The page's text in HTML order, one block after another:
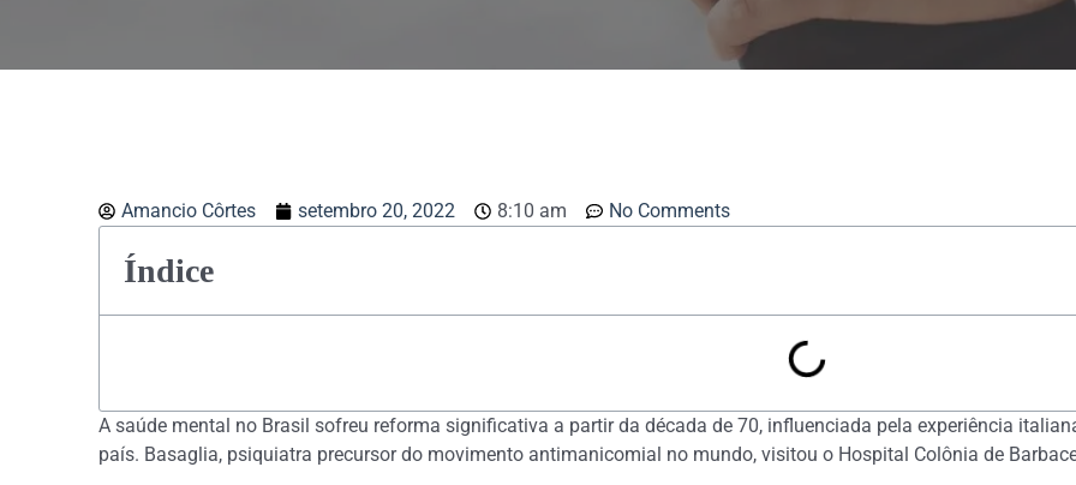
Amancio Côrtes setembro 20, 2022 8:10 am No Comments
Índice
A saúde mental no Brasil sofreu reforma significativa a partir da década de 70, influenciada pela experiência
país. Basaglia, psiquiatra precursor do movimento antimanicomial no mundo, visitou o Hospital Colônia de